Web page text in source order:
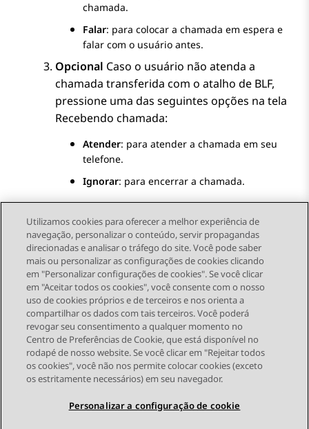
chamada.
Falar: para colocar a chamada em espera e
falar com o usuário antes.
Opcional Caso o usuário não atenda a
chamada transferida com o atalho de BLF,
pressione uma das seguintes opções na tela
Recebendo chamada:
Atender: para atender a chamada em seu
telefone.
Ignorar: para encerrar a chamada.
Send Feedback
Topic navigation
Tópico anterior Próximo tópico
STAY CONNECTED
Utilizamos cookies para oferecer a melhor experiência de
navegação, personalizar o conteúdo, servir propagandas
direcionadas e analisar o tráfego do site. Você pode saber
mais ou personalizar as configurações de cookies clicando
em "Personalizar configurações de cookies". Se você clicar
em "Aceitar todos os cookies", você consente com o nosso
uso de cookies próprios e de terceiros e nos orienta a
compartilhar os dados com tais terceiros. Você poderá
revogar seu consentimento a qualquer momento no
Centro de Preferências de Cookie, que está disponível no
rodapé de nosso website. Se você clicar em "Rejeitar todos
os cookies", você não nos permite colocar cookies (exceto
os estritamente necessários) em seu navegador.
Personalizar a configuração de cookie